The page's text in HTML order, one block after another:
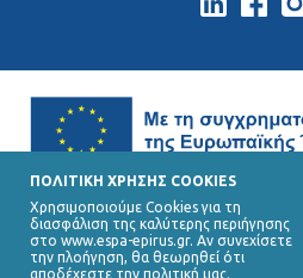
ΠΟΛΙΤΙΚΗ ΧΡΗΣΗΣ COOKIES
Χρησιμοποιούμε Cookies για τη
διασφάλιση της καλύτερης περιήγησης
στο www.espa-epirus.gr. Αν συνεχίσετε
την πλοήγηση, θα θεωρηθεί ότι
αποδέχεστε την πολιτική μας.
Ε.Υ.Δ. Προγράμματος «Ήπειρος»,
reserved.